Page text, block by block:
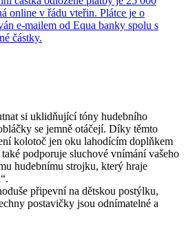
si uklidňující tóny hudebního
se jemně otáčejí. Díky těmto
kolotoč jen oku lahodícím doplňkem
podporuje sluchové vnímání vašeho
hudebnímu strojku, který hraje
připevní na dětskou postýlku,
postavičky jsou odnímatelné a